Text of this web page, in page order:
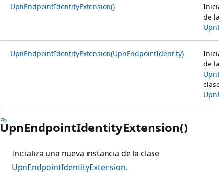
UpnEndpointIdentityExtension()
de
UpnEndpointIdentityExtension(UpnEndpointIdentity)
de la
UpnEndpointIdentityExtension()
Inicializa una nueva instancia de la clase
UpnEndpointIdentityExtension.